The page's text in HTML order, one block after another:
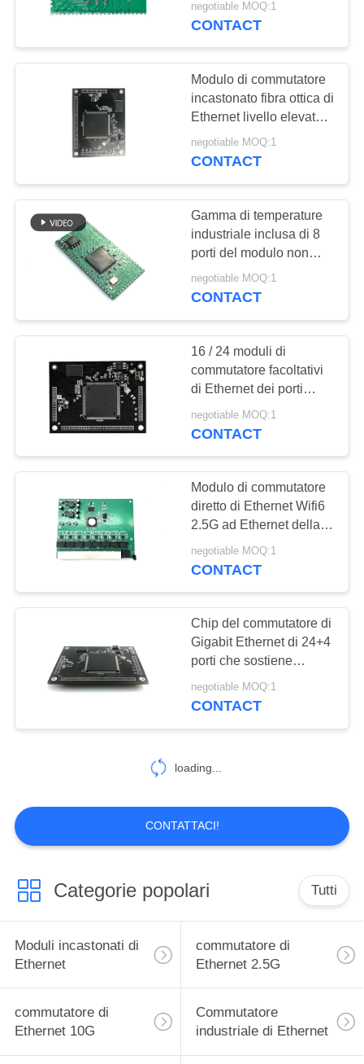
negotiable MOQ:1
CONTACT
Modulo di commutatore
incastonato fibra ottica di
Ethernet livello elevato
di integrazione di 10
porti di gigabit
negotiable MOQ:1
CONTACT
Gamma di temperature
industriale inclusa di 8
porti del modulo non
gestito di Ethernet
negotiable MOQ:1
CONTACT
16 / 24 moduli di
commutatore facoltativi
di Ethernet dei porti
integrano 24
MACKINTOSH di
negotiable MOQ:1
CONTACT
Modulo di commutatore
diretto di Ethernet Wifi6
2.5G ad Ethernet della
base-t della base-t 2.5G
GPON
negotiable MOQ:1
CONTACT
Chip del commutatore di
Gigabit Ethernet di 24+4
porti che sostiene
Ethernet di ottimo
rendimento
negotiable MOQ:1
CONTACT
loading...
CONTATTACI!
Categorie popolari Tutti
Moduli incastonati di
Ethernet
commutatore di
Ethernet 2.5G
commutatore di
Ethernet 10G
Commutatore
industriale di Ethernet